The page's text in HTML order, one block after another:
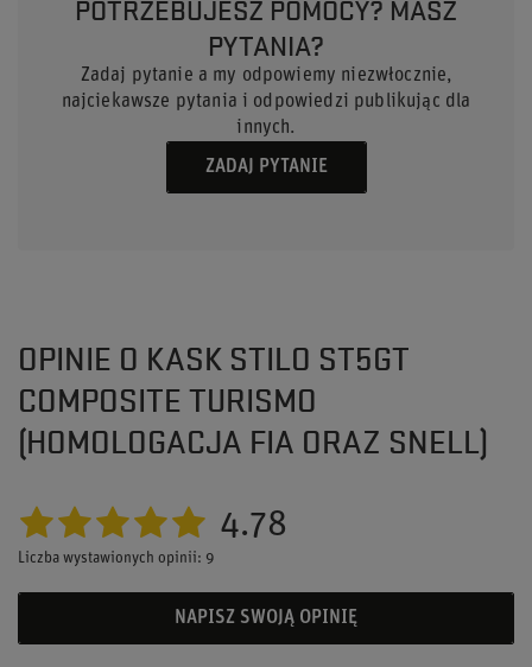
POTRZEBUJESZ POMOCY? MASZ
PYTANIA?
Zadaj pytanie a my odpowiemy niezwłocznie,
najciekawsze pytania i odpowiedzi publikując dla
innych.
ZADAJ PYTANIE
OPINIE O KASK STILO ST5GT
COMPOSITE TURISMO
(HOMOLOGACJA FIA ORAZ SNELL)
4.78
Liczba wystawionych opinii: 9
NAPISZ SWOJĄ OPINIĘ